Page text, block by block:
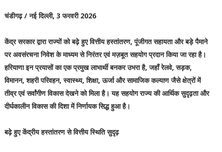
चंडीगढ़ / नई दिल्ली, 3 फरवरी 2026
केंद्र सरकार द्वारा राज्यों को बढ़े हुए वित्तीय हस्तांतरण, पूंजीगत सहायता और बड़े पैमाने
पर अवसंरचना निवेश के माध्यम से निरंतर एवं मज़बूत सहयोग प्रदान किया जा रहा है।
हरियाणा इन प्रयासों का एक प्रमुख लाभार्थी बनकर उभरा है, जहाँ रेलवे, सड़क,
विमानन, शहरी परिवहन, स्वास्थ्य, शिक्षा, ऊर्जा और सामाजिक कल्याण जैसे क्षेत्रों में
तीव्र एवं सर्वांगीण विकास देखने को मिला है। यह सहयोग राज्य की आर्थिक सुदृढ़ता और
दीर्घकालीन विकास की दिशा में निर्णायक सिद्ध हुआ है।
बढ़े हुए केंद्रीय हस्तांतरण से वित्तीय स्थिति सुदृढ़